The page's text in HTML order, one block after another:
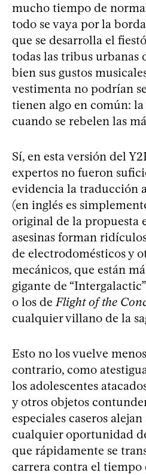
mucho tiempo de
todo se vaya por la
que se desarrolla el
todas las tribus urbanas
bien sus gustos
vestimenta no podrían
tienen algo en común:
cuando se rebelen las
Sí, en esta versión del
expertos no fueron
evidencia la traducción
(en inglés es
original de la propuesta
asesinas forman
de electrodomésticos y
mecánicos, que están
gigante de
o los deFlight of the
cualquier villano de la
Esto no los vuelve
contrario, como
los adolescentes
y otros objetos
especiales caseros
cualquier oportunidad
que rápidamente se
carrera contra el tiempo